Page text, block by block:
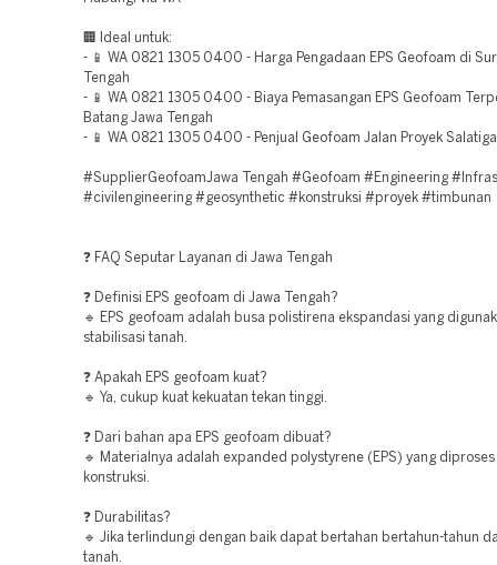
🏢 Ideal untuk:
- 📱 WA 0821 1305 0400 - Harga Pengadaan EPS Geofoam di
Tengah
- 📱 WA 0821 1305 0400 - Biaya Pemasangan EPS Geofoam
Batang Jawa Tengah
- 📱 WA 0821 1305 0400 - Penjual Geofoam Jalan Proyek
#SupplierGeofoamJawa Tengah #Geofoam #Engineering
#civilengineering #geosynthetic #konstruksi #proyek #timbunan
❓ FAQ Seputar Layanan di Jawa Tengah
❓ Definisi EPS geofoam di Jawa Tengah?
🔹 EPS geofoam adalah busa polistirena ekspandasi yang
stabilisasi tanah.
❓ Apakah EPS geofoam kuat?
🔹 Ya, cukup kuat kekuatan tekan tinggi.
❓ Dari bahan apa EPS geofoam dibuat?
🔹 Materialnya adalah expanded polystyrene (EPS) yang diproses
konstruksi.
❓ Durabilitas?
🔹 Jika terlindungi dengan baik dapat bertahan bertahun-tahun
tanah.